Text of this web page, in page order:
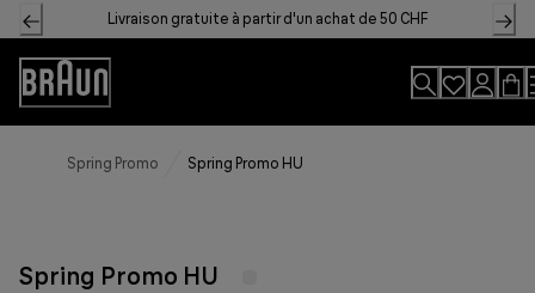
Skip
to
Content
Livraison gratuite à partir d'un achat de 50 CHF
Accessibility
Statement
Spring Promo Spring Promo HU
Spring Promo HU